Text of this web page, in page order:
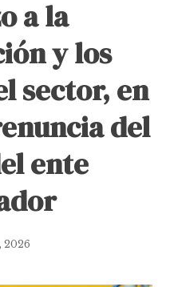
a la
y los
sector, en
del
ente
2026